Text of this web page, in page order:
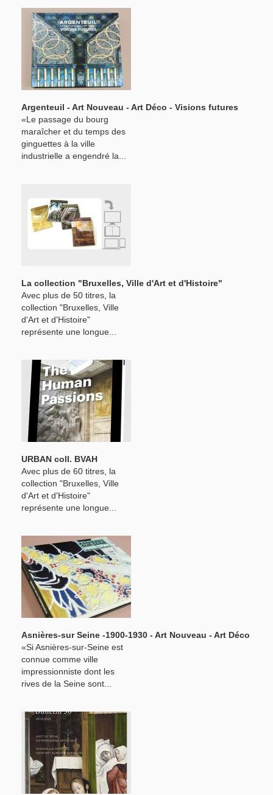
Argenteuil - Art Nouveau - Art Déco - Visions futures
«Le passage du bourg
maraîcher et du temps des
ginguettes à la ville
industrielle a engendré la...
La collection "Bruxelles, Ville d'Art et d'Histoire"
Avec plus de 50 titres, la
collection "Bruxelles, Ville
d'Art et d'Histoire"
représente une longue...
URBAN coll. BVAH
Avec plus de 60 titres, la
collection "Bruxelles, Ville
d'Art et d'Histoire"
représente une longue...
Asnières-sur Seine -1900-1930 - Art Nouveau - Art Déco
«Si Asnières-sur-Seine est
connue comme ville
impressionniste dont les
rives de la Seine sont...